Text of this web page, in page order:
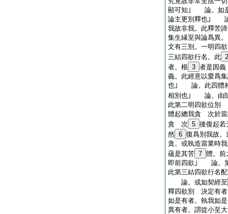
顯可知｣ 論。如是
論主更別釋也｣ 論
我故非我。此釋
集生縁至與論爲異
文有三別。一明四
三結四欲行名。此 2
者。根 3 者是因
義。此經意以愛爲
也｣ 論。此四體相
相別也｣ 論。由
此第二明四欲位別
體起總我貪 次於當
貪 次 5 後復起若
然 6 復爲別我故。
貪。或執造當業時
蘊是其苦 7 體。前
即前四欲｣ 論。第
此第三結四欲行名
論。或如契經至
釋四欲別 決定有
如是有者。執我如
異有者。謂從小至